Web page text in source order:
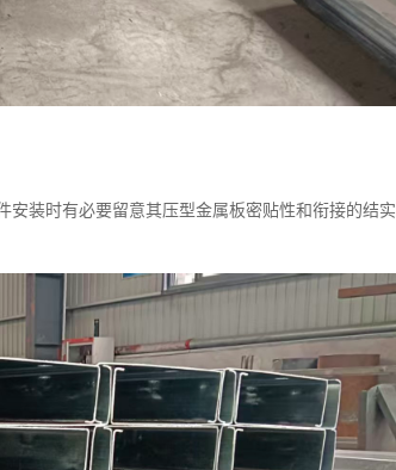
装时有必要留意其压型金属板密贴性和衔接的结实